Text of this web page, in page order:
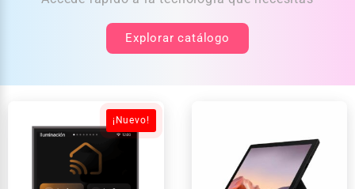
Explorar catálogo
¡Nuevo!